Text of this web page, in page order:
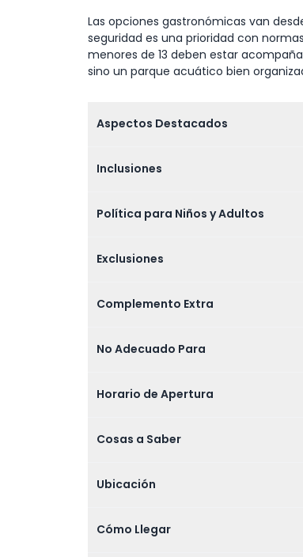
Las opciones gastronómicas van
seguridad es una prioridad con
menores de 13 deben estar
sino un parque acuático bien
Aspectos Destacados
Inclusiones
Política para Niños y Adultos
Exclusiones
Complemento Extra
No Adecuado Para
Horario de Apertura
Cosas a Saber
Ubicación
Cómo Llegar